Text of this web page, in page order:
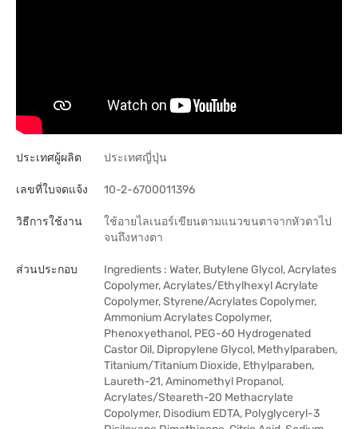
ประเทศผู้ผลิต ประเทศญี่ปุ่น
เลขที่ใบจดแจ้ง 10-2-6700011396
วิธีการใช้งาน
ใช้อายไลเนอร์เขียนตามแนวขนตาจากหัวตาไป
จนถึงหางตา
ส่วนประกอบ
Ingredients : Water, Butylene Glycol, Acrylates
Copolymer, Acrylates/Ethylhexyl Acrylate
Copolymer, Styrene/Acrylates Copolymer,
Ammonium Acrylates Copolymer,
Phenoxyethanol, PEG-60 Hydrogenated
Castor Oil, Dipropylene Glycol, Methylparaben,
Titanium/Titanium Dioxide, Ethylparaben,
Laureth-21, Aminomethyl Propanol,
Acrylates/Steareth-20 Methacrylate
Copolymer, Disodium EDTA, Polyglyceryl-3